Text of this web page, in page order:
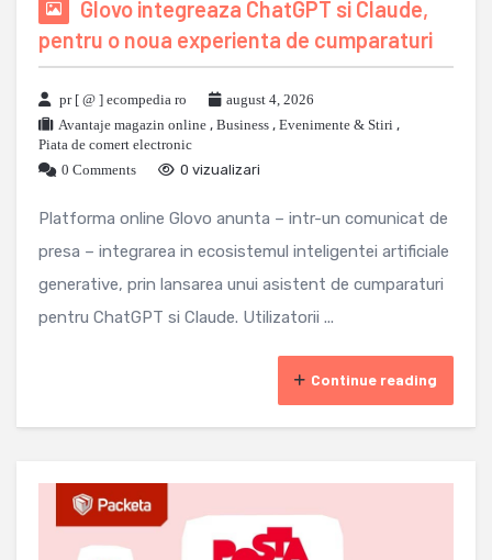
Glovo integreaza ChatGPT si Claude,
pentru o noua experienta de cumparaturi
pr [ @ ] ecompedia ro
august 4, 2026
Avantaje magazin online , Business , Evenimente & Stiri ,
Piata de comert electronic
0 Comments
0 vizualizari
Platforma online Glovo anunta – intr-un comunicat de
presa – integrarea in ecosistemul inteligentei artificiale
generative, prin lansarea unui asistent de cumparaturi
pentru ChatGPT si Claude. Utilizatorii ...
Continue reading